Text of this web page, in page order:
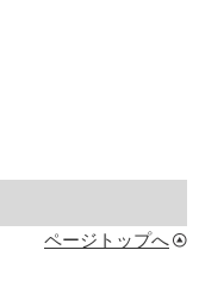
ページトップへ